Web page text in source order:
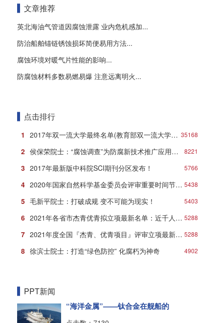
文章推荐
英北海油气管道因腐蚀泄露 业内危机感加...
防治船舶锚链锈蚀损坏简便易用方法...
腐蚀环境对暖气片性能的影响...
防腐蚀材料多数易燃易爆 注意远离明火...
点击排行
35168
1 2017年双一流大学最终名单(教育部双一流大学名单)
8221
2 侯保荣院士：“腐蚀调查”为防腐新技术推广应用打响第一炮
5766
3 2017年最新版中科院SCI期刊分区发布！
5438
4 2020年国家自然科学基金委员会评审重要时间节点安排
5403
5 毛新平院士：打破成规 变不可能为现实！
5288
6 2021年各省市杰青优青拟立项最新名单：近千人入选！
5288
7 2021年度全国『杰青、优青项目』评审立项最新名单
4902
8 徐滨士院士：打造“绿色防控” 化腐朽为神奇
PPT新闻
“海洋金属”——钛合金在舰船的